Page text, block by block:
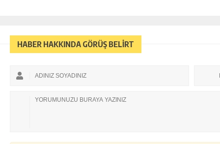
HABER HAKKINDA GÖRÜŞ BELİRT